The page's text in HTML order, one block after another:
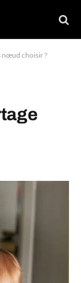
nœud choisir ?